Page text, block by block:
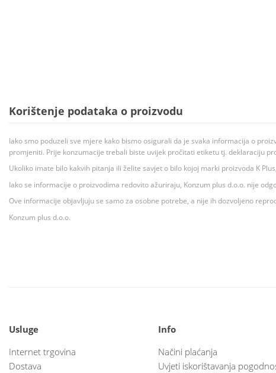
Korištenje podataka o proizvodu
Iako smo poduzeli sve mjere kako bismo osigurali da je svaka informacija o
promjeniti. Prije konzumacije trebali biste uvijek pročitati etiketu tj. deklaraciju
Ukoliko imate bilo kakvih pitanja ili želite savjet o bilo kojoj marki proizvoda K
Iako se informacije o proizvodima redovito ažuriraju, Konzum plus d.o.o. nije
Ove informacije objavljuju se samo za osobne potrebe, a nije ih dozvoljeno
Konzum plus d.o.o.
Usluge
Internet trgovina
Dostava
Info
Načini plaćanja
Uvjeti iskorištavanja